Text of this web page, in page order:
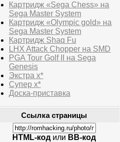
Картридж «Sega Chess» на
Sega Master System
Картридж «Olympic gold» на
Sega Master System
Картридж Shaq Fu
LHX Attack Chopper на SMD
PGA Tour Golf II на Sega
Genesis
Экстра х*
Супер х*
Доска-приставка
Ссылка страницы
HTML-код или BB-код